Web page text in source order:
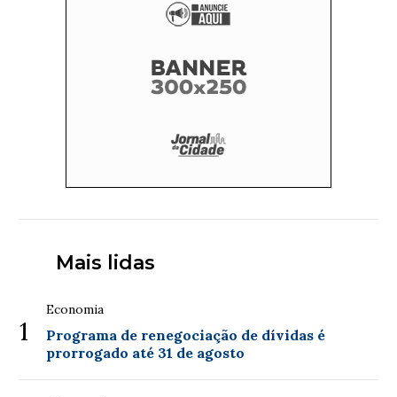
Mais lidas
1
Economia
Programa de renegociação de dívidas é
prorrogado até 31 de agosto